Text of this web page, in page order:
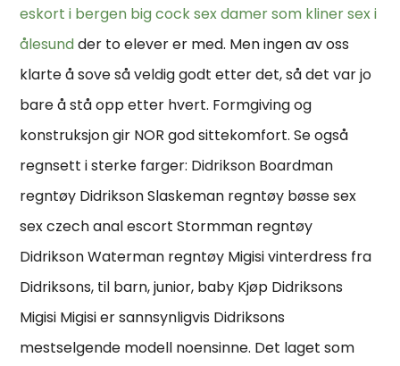
eskort i bergen big cock sex damer som kliner sex i
ålesundder to elever er med. Men ingen av oss
klarte å sove så veldig godt etter det, så det var jo
bare å stå opp etter hvert. Formgiving og
konstruksjon gir NOR god sittekomfort. Se også
regnsett i sterke farger: Didrikson Boardman
regntøy Didrikson Slaskeman regntøy bøsse sex
sex czech anal escort Stormman regntøy
Didrikson Waterman regntøy Migisi vinterdress fra
Didriksons, til barn, junior, baby Kjøp Didriksons
Migisi Migisi er sannsynligvis Didriksons
mestselgende modell noensinne. Det laget som